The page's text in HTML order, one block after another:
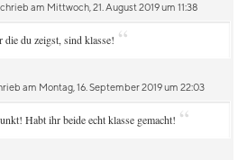
am Mittwoch, 21. August 2019 um 11:38
die du zeigst, sind klasse! “
am Montag, 16. September 2019 um 22:03
Habt ihr beide echt klasse gemacht! “